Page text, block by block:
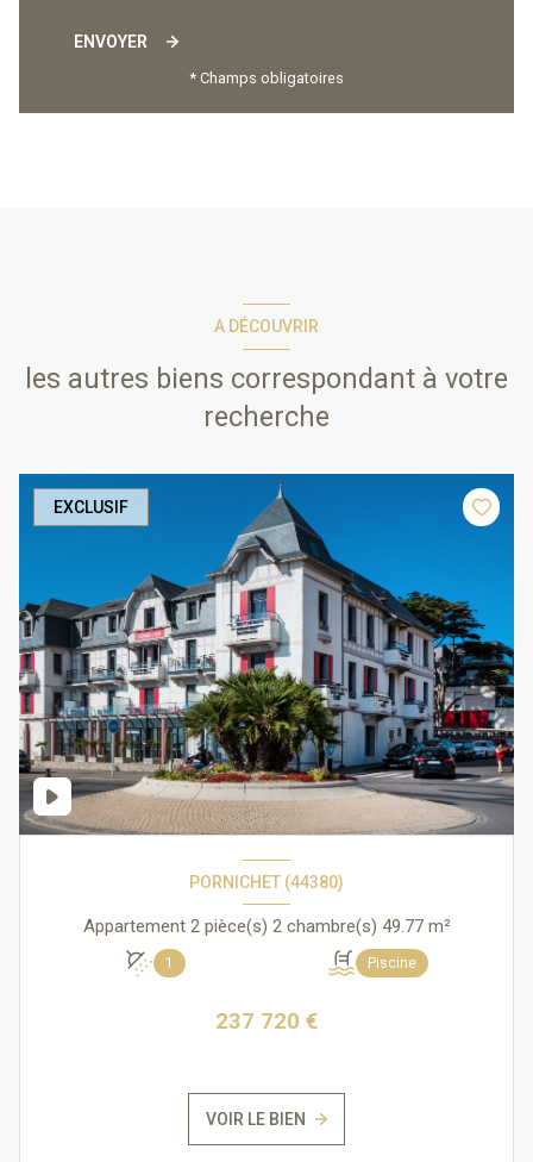
ENVOYER
* Champs obligatoires
A DÉCOUVRIR
les autres biens correspondant à votre
recherche
EXCLUSIF
PORNICHET (44380)
Appartement 2 pièce(s) 2 chambre(s) 49.77 m²
1 Piscine
237 720 €
VOIR LE BIEN